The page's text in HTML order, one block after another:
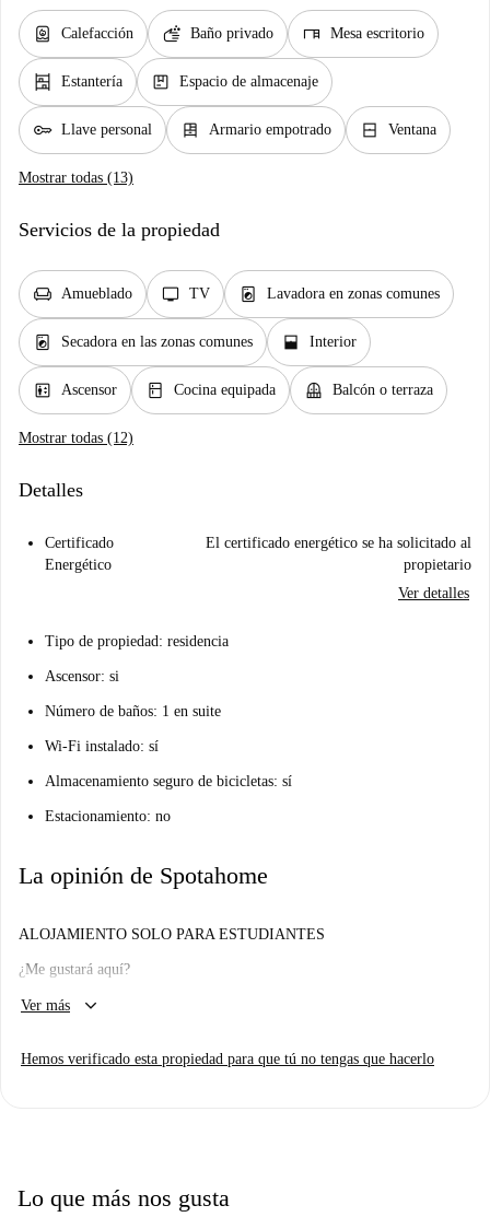
water_heater Calefacción soap Baño privado desk Mesa escritorio
shelves Estantería package Espacio de almacenaje
key Llave personal dresser Armario empotrado window_closed Ventana
Mostrar todas (13)
Servicios de la propiedad
chair Amueblado tv TV local_laundry_service Lavadora en zonas comunes
local_laundry_service Secadora en las zonas comunes window_open Interior
elevator Ascensor kitchen Cocina equipada balcony Balcón o terraza
Mostrar todas (12)
Detalles
Certificado
Energético
El certificado energético se ha solicitado al
propietario
Ver detalles
Tipo de propiedad: residencia
Ascensor: si
Número de baños: 1 en suite
Wi-Fi instalado: sí
Almacenamiento seguro de bicicletas: sí
Estacionamiento: no
La opinión de Spotahome
ALOJAMIENTO SOLO PARA ESTUDIANTES
¿Me gustará aquí?
Nos encantó y lo recomendaría. Esta es una residencia de estudiantes
¿De Verdad? Dime más...
Ver más keyboard_arrow_down
Hemos verificado esta propiedad para que tú no tengas que hacerlo
Lo que más nos gusta